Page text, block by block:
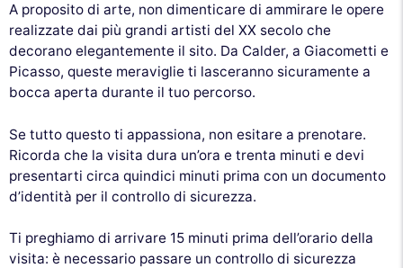
A proposito di arte, non dimenticare di ammirare le opere
realizzate dai più grandi artisti del XX secolo che
decorano elegantemente il sito. Da Calder, a Giacometti e
Picasso, queste meraviglie ti lasceranno sicuramente a
bocca aperta durante il tuo percorso.
Se tutto questo ti appassiona, non esitare a prenotare.
Ricorda che la visita dura un’ora e trenta minuti e devi
presentarti circa quindici minuti prima con un documento
d’identità per il controllo di sicurezza.
Ti preghiamo di arrivare 15 minuti prima dell’orario della
visita: è necessario passare un controllo di sicurezza